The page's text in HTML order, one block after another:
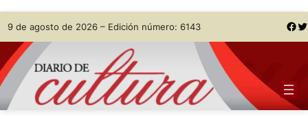
Skip
to
content
9 de agosto de 2026 – Edición número: 6143 Facebook Twitter